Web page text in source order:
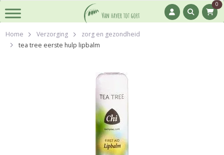
0
Home Verzorging
zorg en gezondheid
tea tree eerste hulp lipbalm